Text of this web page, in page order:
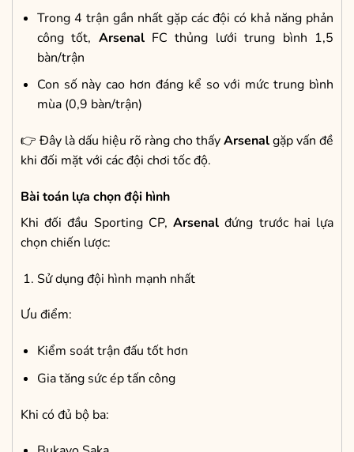
Trong 4 trận gần nhất gặp các đội có khả năng phản
công tốt, ArsenalFC thủng lưới trung bình 1,5
bàn/trận
Con số này cao hơn đáng kể so với mức trung bình
mùa (0,9 bàn/trận)
👉 Đây là dấu hiệu rõ ràng cho thấyArsenalgặp vấn đề
khi đối mặt với các đội chơi tốc độ.
Bài toán lựa chọn đội hình
Khi đối đầu Sporting CP,Arsenal đứng trước hai lựa
chọn chiến lược:
Sử dụng đội hình mạnh nhất
Ưu điểm:
Kiểm soát trận đấu tốt hơn
Gia tăng sức ép tấn công
Khi có đủ bộ ba: